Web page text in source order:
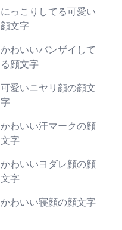
にっこりしてる可愛い
顔文字
かわいいバンザイして
る顔文字
可愛いニヤリ顔の顔文
字
かわいい汗マークの顔
文字
かわいいヨダレ顔の顔
文字
かわいい寝顔の顔文字